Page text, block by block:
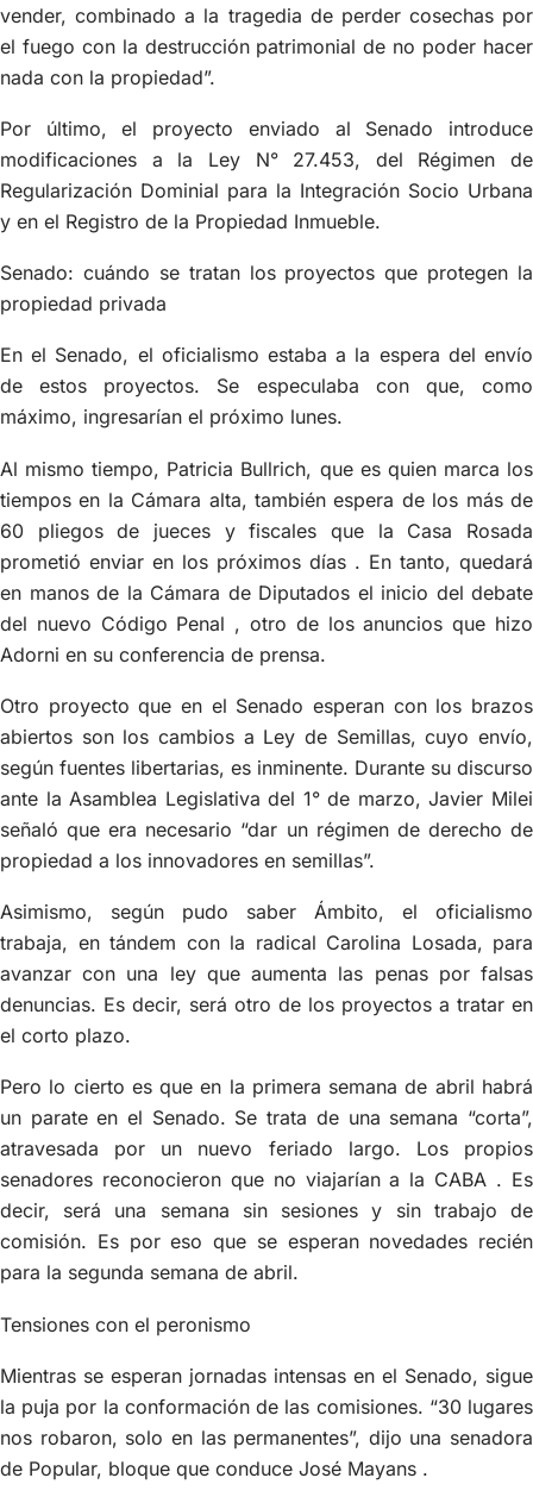
vender, combinado a la tragedia de perder cosechas por
el fuego con la destrucción patrimonial de no poder hacer
nada con la propiedad”.
Por último, el proyecto enviado al Senado introduce
modificaciones a la Ley N° 27.453, del Régimen de
Regularización Dominial para la Integración Socio Urbana
y en el Registro de la Propiedad Inmueble.
Senado: cuándo se tratan los proyectos que protegen la
propiedad privada
En el Senado, el oficialismo estaba a la espera del envío
de estos proyectos. Se especulaba con que, como
máximo, ingresarían el próximo lunes.
Al mismo tiempo, Patricia Bullrich, que es quien marca los
tiempos en la Cámara alta, también espera de los más de
60 pliegos de jueces y fiscales que la Casa Rosada
prometió enviar en los próximos días . En tanto, quedará
en manos de la Cámara de Diputados el inicio del debate
del nuevo Código Penal , otro de los anuncios que hizo
Adorni en su conferencia de prensa.
Otro proyecto que en el Senado esperan con los brazos
abiertos son los cambios a Ley de Semillas, cuyo envío,
según fuentes libertarias, es inminente. Durante su discurso
ante la Asamblea Legislativa del 1° de marzo, Javier Milei
señaló que era necesario “dar un régimen de derecho de
propiedad a los innovadores en semillas”.
Asimismo, según pudo saber Ámbito, el oficialismo
trabaja, en tándem con la radical Carolina Losada, para
avanzar con una ley que aumenta las penas por falsas
denuncias. Es decir, será otro de los proyectos a tratar en
el corto plazo.
Pero lo cierto es que en la primera semana de abril habrá
un parate en el Senado. Se trata de una semana “corta”,
atravesada por un nuevo feriado largo. Los propios
senadores reconocieron que no viajarían a la CABA . Es
decir, será una semana sin sesiones y sin trabajo de
comisión. Es por eso que se esperan novedades recién
para la segunda semana de abril.
Tensiones con el peronismo
Mientras se esperan jornadas intensas en el Senado, sigue
la puja por la conformación de las comisiones. “30 lugares
nos robaron, solo en las permanentes”, dijo una senadora
de Popular, bloque que conduce José Mayans .